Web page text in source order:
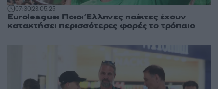
07:3023.05.25
Euroleague: Ποιοι Έλληνες παίκτες έχουν
κατακτήσει περισσότερες φορές το τρόπαιο